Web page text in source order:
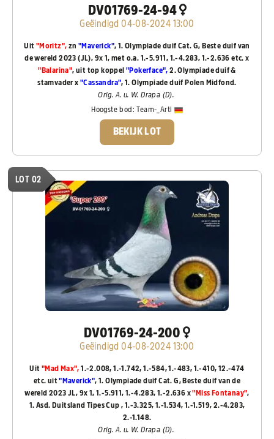
DV01769-24-94
Geëindigd 04-08-2024 13:00
Uit "Moritz", zn "Maverick", 1. Olympiade duif Cat. G, Beste duif van
de wereld 2023 (JL), 9x 1, met o.a. 1.-5.911, 1.-4.283, 1.-2.636 etc. x
"Balarina", uit top koppel "Pokerface", 2. Olympiade duif &
stamvader x "Cassandra", 1. Olympiade duif Polen Midfond.
Orig. A. u. W. Drapa (D).
Hoogste bod:Team-_Arti
BEKIJK LOT
LOT 02
DV01769-24-200
Geëindigd 04-08-2024 13:00
Uit "Mad Max", 1.-2.008, 1.-1.742, 1.-584, 1.-483, 1.-410, 12.-474
etc. uit"Maverick", 1. Olympiade duif Cat. G, Beste duif van de
wereld 2023 JL, 9x 1, 1.-5.911, 1.-4.283, 1.-2.636 x"Miss Fontanay",
1. Asd. Duitsland Tipes Cup , 1.-3.325, 1.-1.534, 1.-1.519, 2.-4.283,
2.-1.148.
Orig. A. u. W. Drapa (D).